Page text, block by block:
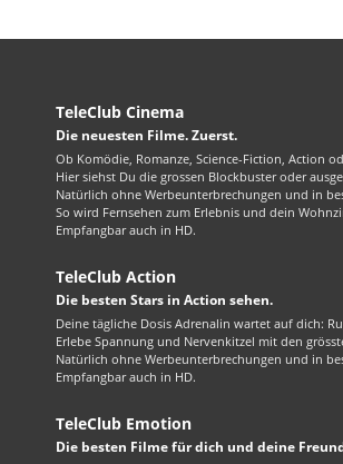
TeleClub Cinema
Die neuesten Filme. Zuerst.
Ob Komödie, Romanze, Science-Fiction, Action
Hier siehst Du die grossen Blockbuster oder
Natürlich ohne Werbeunterbrechungen und in
So wird Fernsehen zum Erlebnis und dein
Empfangbar auch in HD.
TeleClub Action
Die besten Stars in Action sehen.
Deine tägliche Dosis Adrenalin wartet auf dich:
Erlebe Spannung und Nervenkitzel mit den
Natürlich ohne Werbeunterbrechungen und in
Empfangbar auch in HD.
TeleClub Emotion
Die besten Filme für dich und deine